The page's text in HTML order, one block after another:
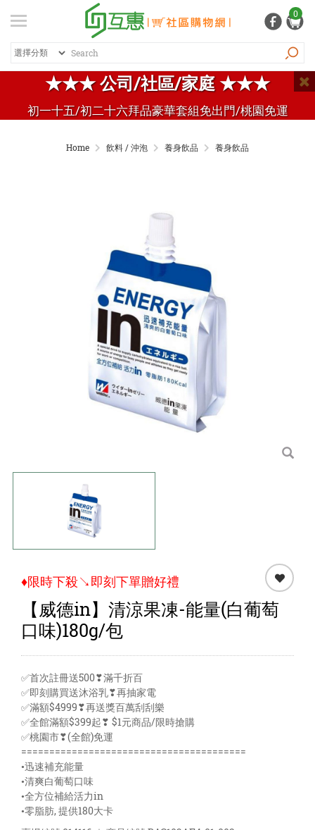
★★★ 公司/社區/家庭 ★★★
初一十五/初二十六拜品豪華套組免出門/桃園免運
0
登入 / 註冊
紅利專區
熱銷商品
Home 飲料 / 沖泡 養身飲品 養身飲品
♦限時下殺↘即刻下單贈好禮
【威德in】清涼果凍-能量(白葡萄
口味)180g/包
✅首次註冊送500❣滿千折百
✅即刻購買送沐浴乳❣再抽家電
✅滿額$4999❣再送獎百萬刮刮樂
✅全館滿額$399起❣ $1元商品/限時搶購
✅桃園市❣(全館)免運
========================================
•迅速補充能量
•清爽白葡萄口味
•全方位補給活力in
•零脂肪, 提供180大卡